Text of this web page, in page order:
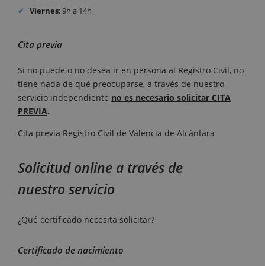
Viernes: 9h a 14h
Cita previa
Si no puede o no desea ir en persona al Registro Civil, no
tiene nada de qué preocuparse, a través de nuestro
servicio independiente no es necesario solicitar CITA
PREVIA.
Cita previa Registro Civil de Valencia de Alcántara
Solicitud online a través de
nuestro servicio
¿Qué certificado necesita solicitar?
Certificado de nacimiento